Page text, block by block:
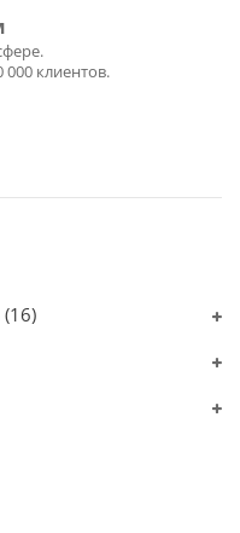
(16)